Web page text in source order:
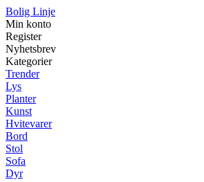
Bolig Linje
Min konto
Register
Nyhetsbrev
Kategorier
Trender
Lys
Planter
Kunst
Hvitevarer
Bord
Stol
Sofa
Dyr